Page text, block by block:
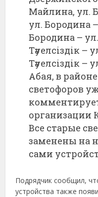
Майлина, ул.
ул. Бородина
Бородина – ул.
Тәуелсіздік –
Тәуелсіздік –
Абая, в
светофоров
организации
Все старые
заменены на
сами
Подрядчик сообщил,
устройства также